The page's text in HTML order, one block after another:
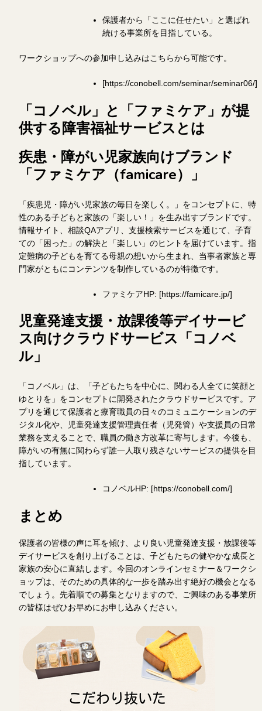
保護者から「ここに任せたい」と選ばれ
続ける事業所を目指している。
ワークショップへの参加申し込みはこちらから可能です。
[https://conobell.com/seminar/seminar06/]
「コノベル」と「ファミケア」が提
供する障害福祉サービスとは
疾患・障がい児家族向けブランド
「ファミケア（famicare）」
「疾患児・障がい児家族の毎日を楽しく。」をコンセプトに、特
性のある子どもと家族の「楽しい！」を生み出すブランドです。
情報サイト、相談QAアプリ、支援検索サービスを通じて、子育
ての「困った」の解決と「楽しい」のヒントを届けています。指
定難病の子どもを育てる母親の想いから生まれ、当事者家族と専
門家がともにコンテンツを制作しているのが特徴です。
ファミケアHP: [https://famicare.jp/]
児童発達支援・放課後等デイサービ
ス向けクラウドサービス「コノベ
ル」
「コノベル」は、「子どもたちを中心に、関わる人全てに笑顔と
ゆとりを」をコンセプトに開発されたクラウドサービスです。ア
プリを通じて保護者と療育職員の日々のコミュニケーションのデ
ジタル化や、児童発達支援管理責任者（児発管）や支援員の日常
業務を支えることで、職員の働き方改革に寄与します。今後も、
障がいの有無に関わらず誰一人取り残さないサービスの提供を目
指しています。
コノベルHP: [https://conobell.com/]
まとめ
保護者の皆様の声に耳を傾け、より良い児童発達支援・放課後等
デイサービスを創り上げることは、子どもたちの健やかな成長と
家族の安心に直結します。今回のオンラインセミナー＆ワークシ
ョップは、そのための具体的な一歩を踏み出す絶好の機会となる
でしょう。先着順での募集となりますので、ご興味のある事業所
の皆様はぜひお早めにお申し込みください。